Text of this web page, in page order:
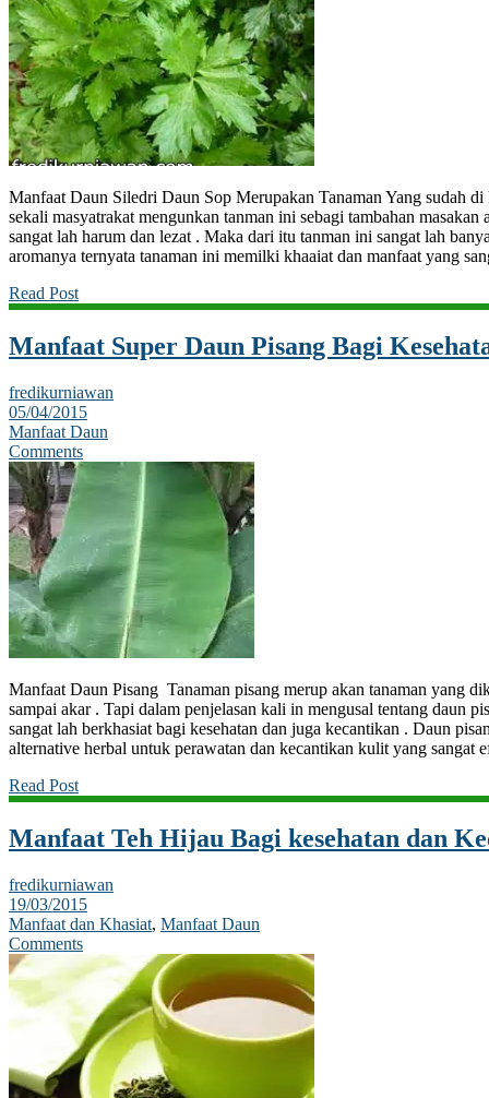
Manfaat Daun Siledri Daun Sop Merupakan Tanaman Yang sudah di
sekali masyatrakat mengunkan tanman ini sebagi tambahan masakan
sangat lah harum dan lezat . Maka dari itu tanman ini sangat lah
aromanya ternyata tanaman ini memilki khaaiat dan manfaat yang
Read Post
Manfaat Super Daun Pisang Bagi
fredikurniawan
05/04/2015
Manfaat Daun
Comments
Manfaat Daun Pisang Tanaman pisang merup akan tanaman yang
sampai akar . Tapi dalam penjelasan kali in mengusal tentang daun
sangat lah berkhasiat bagi kesehatan dan juga kecantikan . Daun
alternative herbal untuk perawatan dan kecantikan kulit yang
Read Post
Manfaat Teh Hijau Bagi kesehatan dan
fredikurniawan
19/03/2015
Manfaat dan Khasiat, Manfaat Daun
Comments